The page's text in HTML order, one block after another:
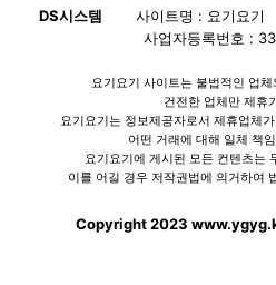
DS시스템 사이트명 : 요기요기
사업자등록번호 :
요기요기 사이트는 불법적인 업
건전한 업체만 제휴
요기요기는 정보제공자로서 제휴업체
어떤 거래에 대해 일체 책
요기요기에 게시된 모든 컨텐츠는
이를 어길 경우 저작권법에 의거하여
Copyright 2023